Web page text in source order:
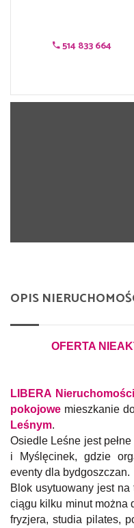
514 833 664
OPIS
OFERTA
LIBERA Nieruchomości
pokojowe mieszkanie
Leśnym.
Osiedle Leśne jest
i Myślęcinek, gdzie
eventy dla bydgoszczan.
Blok usytuowany jest
ciągu kilku minut można
fryzjera, studia pilates,